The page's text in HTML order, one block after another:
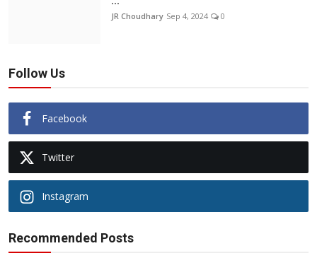
JR Choudhary Sep 4, 2024 0
Follow Us
Facebook
Twitter
Instagram
Recommended Posts